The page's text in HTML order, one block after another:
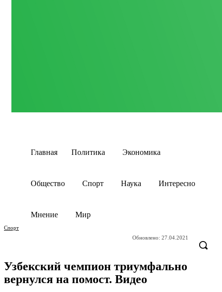
Главная Политика Экономика
Общество Спорт Наука Интересно
Мнение Мир
Спорт
Обновлено: 27.04.2021
Узбекский чемпион триумфально
вернулся на помост. Видео